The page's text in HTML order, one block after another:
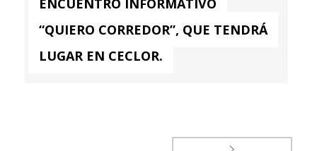
ENCUENTRO INFORMATIVO
“QUIERO CORREDOR”, QUE TENDRÁ
LUGAR EN CECLOR.